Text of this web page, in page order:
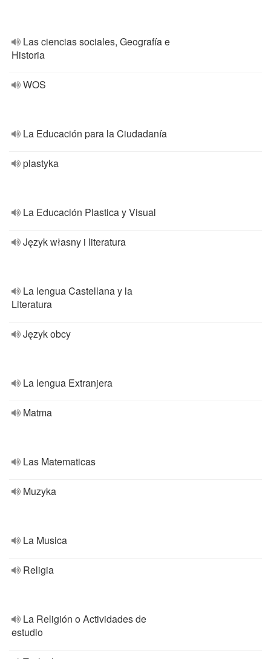
Las ciencias sociales, Geografía e
Historia
WOS
La Educación para la Ciudadanía
plastyka
La Educación Plastica y Visual
Język własny i literatura
La lengua Castellana y la
Literatura
Język obcy
La lengua Extranjera
Matma
Las Matematicas
Muzyka
La Musica
Religia
La Religión o Actividades de
estudio